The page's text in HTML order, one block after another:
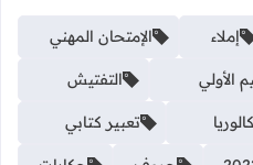
إملاء الإمتحان المهني
الأولي التفتيش
تعبير كتابي